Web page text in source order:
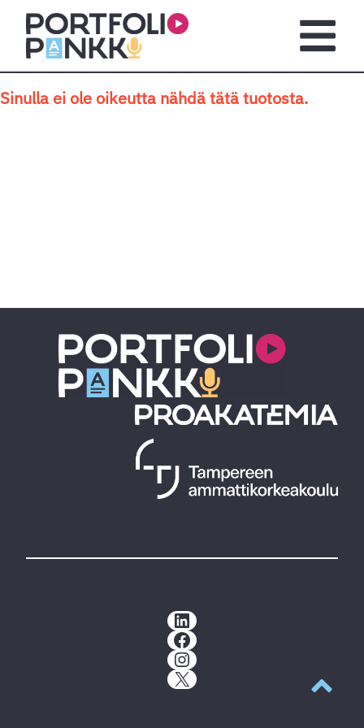
Siirry sisältöön
Sinulla ei ole oikeutta nähdä tätä tuotosta.
LinkedIn
Facebook
Instagram
X
Takaisin